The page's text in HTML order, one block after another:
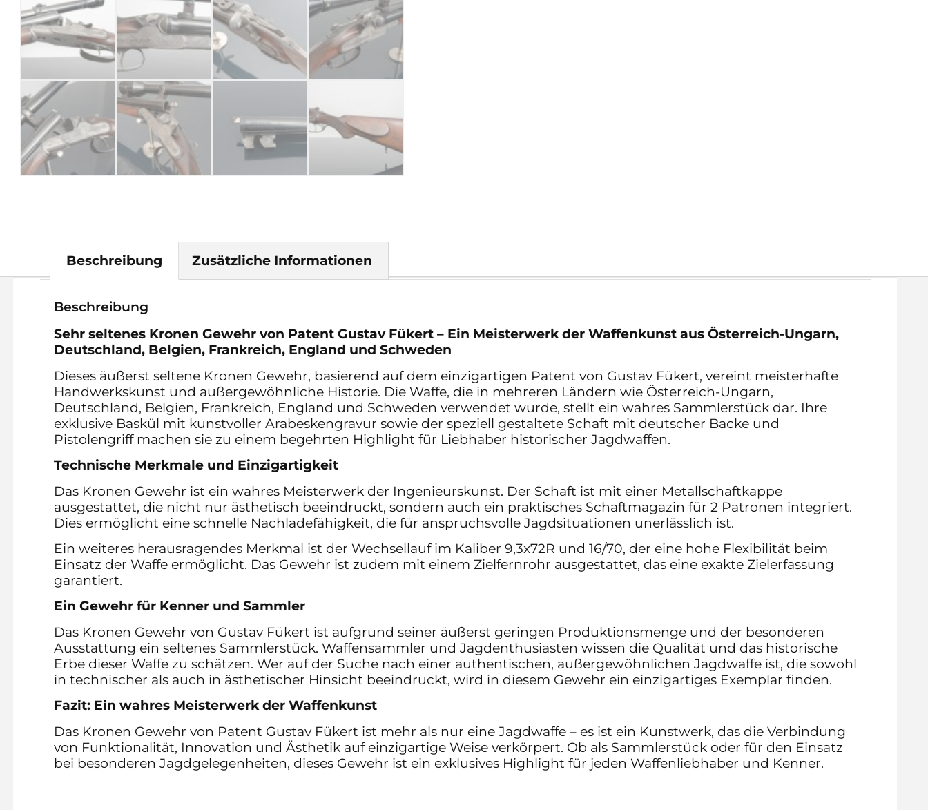
Beschreibung Zusätzliche Informationen
Beschreibung
Sehr seltenes Kronen Gewehr von Patent Gustav Fükert – Ein Meisterwerk der Waffenkunst aus Österreich-Ungarn,
Deutschland, Belgien, Frankreich, England und Schweden
Dieses äußerst seltene Kronen Gewehr, basierend auf dem einzigartigen Patent von Gustav Fükert, vereint meisterhafte
Handwerkskunst und außergewöhnliche Historie. Die Waffe, die in mehreren Ländern wie Österreich-Ungarn,
Deutschland, Belgien, Frankreich, England und Schweden verwendet wurde, stellt ein wahres Sammlerstück dar. Ihre
exklusive Baskül mit kunstvoller Arabeskengravur sowie der speziell gestaltete Schaft mit deutscher Backe und
Pistolengriff machen sie zu einem begehrten Highlight für Liebhaber historischer Jagdwaffen.
Technische Merkmale und Einzigartigkeit
Das Kronen Gewehr ist ein wahres Meisterwerk der Ingenieurskunst. Der Schaft ist mit einer Metallschaftkappe
ausgestattet, die nicht nur ästhetisch beeindruckt, sondern auch ein praktisches Schaftmagazin für 2 Patronen integriert.
Dies ermöglicht eine schnelle Nachladefähigkeit, die für anspruchsvolle Jagdsituationen unerlässlich ist.
Ein weiteres herausragendes Merkmal ist der Wechsellauf im Kaliber 9,3x72R und 16/70, der eine hohe Flexibilität beim
Einsatz der Waffe ermöglicht. Das Gewehr ist zudem mit einem Zielfernrohr ausgestattet, das eine exakte Zielerfassung
garantiert.
Ein Gewehr für Kenner und Sammler
Das Kronen Gewehr von Gustav Fükert ist aufgrund seiner äußerst geringen Produktionsmenge und der besonderen
Ausstattung ein seltenes Sammlerstück. Waffensammler und Jagdenthusiasten wissen die Qualität und das historische
Erbe dieser Waffe zu schätzen. Wer auf der Suche nach einer authentischen, außergewöhnlichen Jagdwaffe ist, die sowohl
in technischer als auch in ästhetischer Hinsicht beeindruckt, wird in diesem Gewehr ein einzigartiges Exemplar finden.
Fazit: Ein wahres Meisterwerk der Waffenkunst
Das Kronen Gewehr von Patent Gustav Fükert ist mehr als nur eine Jagdwaffe – es ist ein Kunstwerk, das die Verbindung
von Funktionalität, Innovation und Ästhetik auf einzigartige Weise verkörpert. Ob als Sammlerstück oder für den Einsatz
bei besonderen Jagdgelegenheiten, dieses Gewehr ist ein exklusives Highlight für jeden Waffenliebhaber und Kenner.